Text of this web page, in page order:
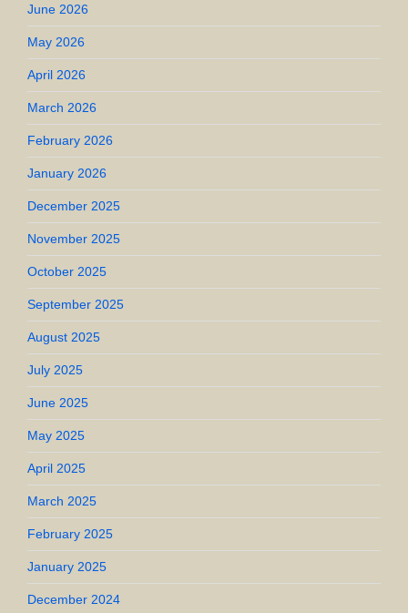
June 2026
May 2026
April 2026
March 2026
February 2026
January 2026
December 2025
November 2025
October 2025
September 2025
August 2025
July 2025
June 2025
May 2025
April 2025
March 2025
February 2025
January 2025
December 2024